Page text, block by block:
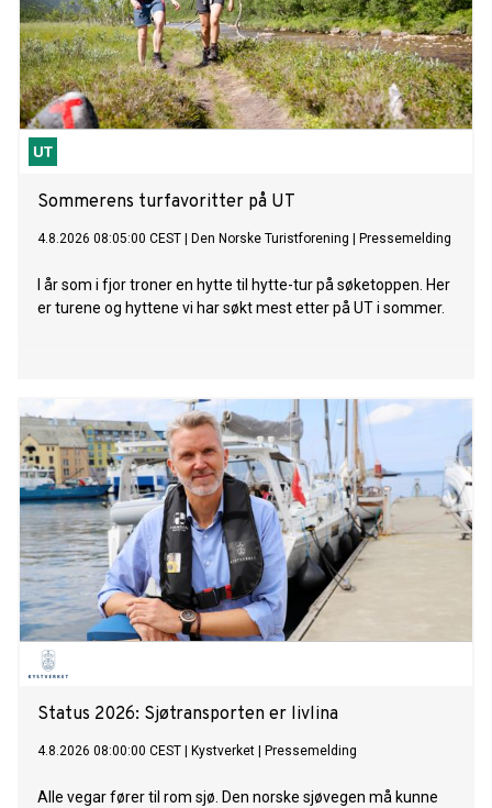
Sommerens turfavoritter på UT
4.8.2026 08:05:00 CEST Den Norske Turistforening Pressemelding
I år som i fjor troner en hytte til hytte-tur på søketoppen. Her
er turene og hyttene vi har søkt mest etter på UT i sommer.
Status 2026: Sjøtransporten er livlina
4.8.2026 08:00:00 CEST Kystverket Pressemelding
Alle vegar fører til rom sjø. Den norske sjøvegen må kunne